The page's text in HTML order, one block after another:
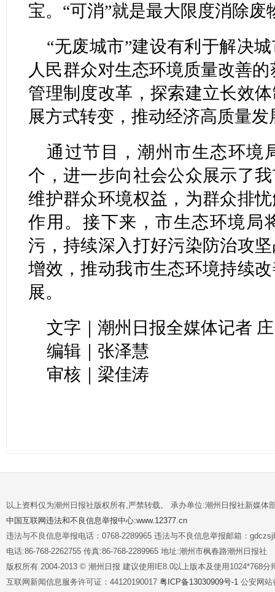
宝。“可消”就是最大限度消除
“无废城市”建设有利于解决
人民群众对生态环境质量改善
管理制度改革，探索建立长效
展方式转变，推动经济高质量发
通过节目，潮州市生态环境
个，进一步向社会公众展示了
维护群众环境权益，为群众排
作用。接下来，市生态环境局
污，持续深入打好污染防治攻
增效，推动我市生态环境持续
展。
文字｜潮州日报全媒体记者
编辑｜张泽慧
审核｜梁佳涛
以上资料仅为潮州日报社版权所有,严禁转载。 承办单位:潮州日报社新媒体
中国互联网违法和不良信息举报中心:www.12377.cn
违法与不良信息举报电话：0768-2289965 违法与不良信息举报邮箱：
电话:86-768-2262755 传真:86-768-2289965 地址:潮州市枫春路潮州日报社
版权所有 2004-2013 © 潮州日报 建议使用IE8.0以上版本及使用1024*768分
互联网新闻信息服务许可证：44120190017 粤ICP备13030909号-1 公安网站